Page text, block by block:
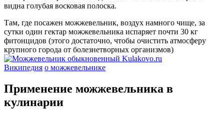
видна голубая восковая полоска.
Там, где посажен можжевельник, воздух намного чище, за
сутки один гектар можжевельника испаряет почти 30 кг
фитонцидов (этого достаточно, чтобы очистить атмосферу
крупного города от болезнетворных организмов)
Википедия о можжевельнике
Применение можжевельника в
кулинарии